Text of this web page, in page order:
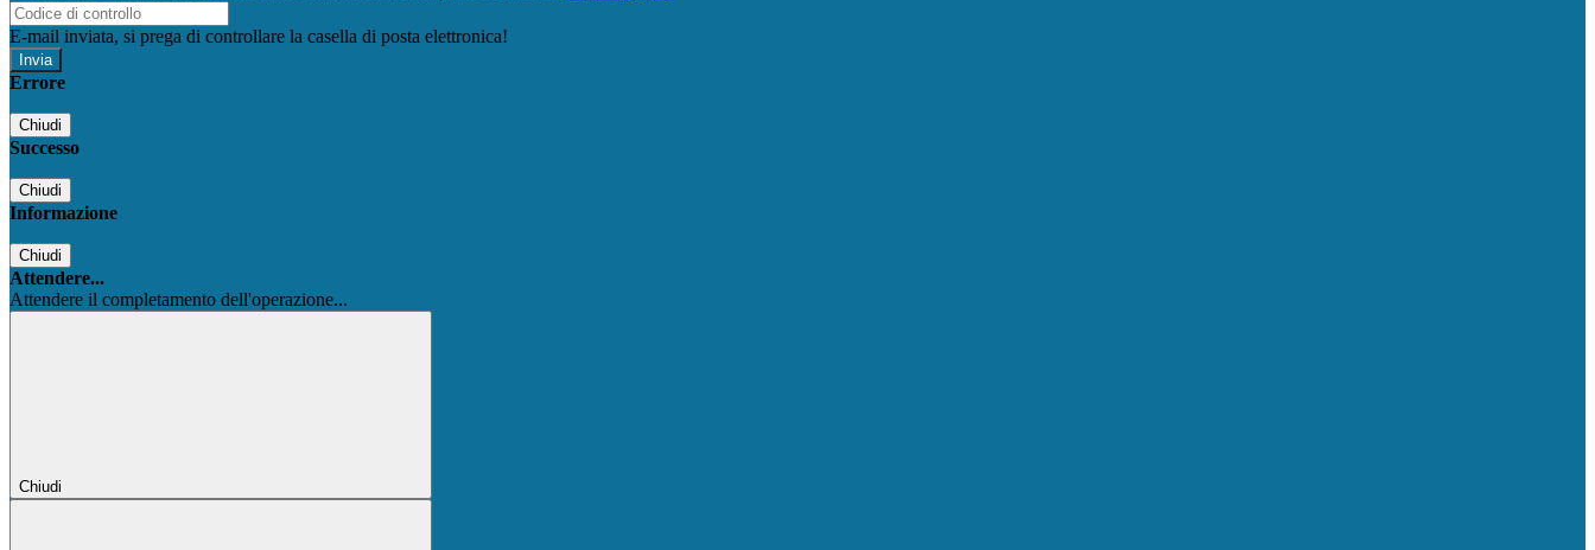
E-mail inviata, si prega di controllare la casella di posta elettronica!
Errore
Chiudi
Successo
Chiudi
Informazione
Chiudi
Attendere...
Attendere il completamento dell'operazione...
Chiudi